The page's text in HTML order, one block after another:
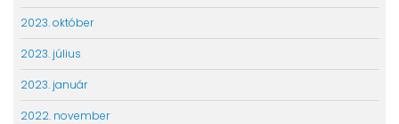
2023. október
2023. július
2023. január
2022. november